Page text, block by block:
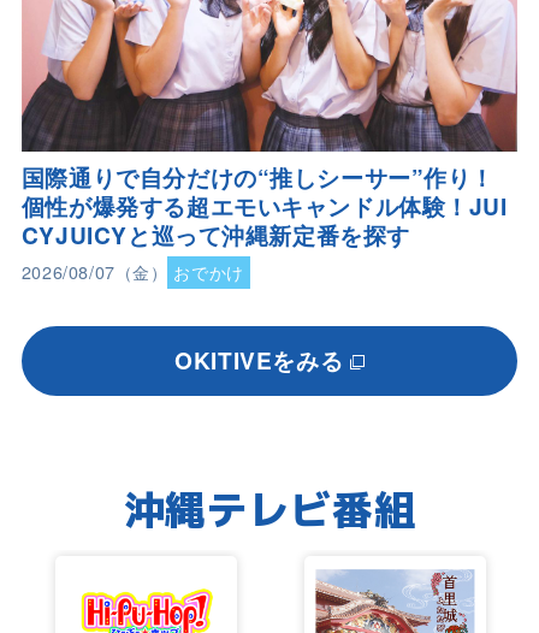
国際通りで自分だけの“推しシーサー”作り！
個性が爆発する超エモいキャンドル体験！JUI
CYJUICYと巡って沖縄新定番を探す
2026/08/07（金） おでかけ
OKITIVEをみる
沖縄テレビ番組